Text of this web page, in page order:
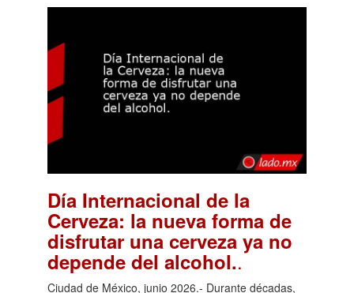
Día Internacional de la
Cerveza: la nueva forma de
disfrutar una cerveza ya no
depende del alcohol..
Ciudad de México, junio 2026.- Durante décadas,